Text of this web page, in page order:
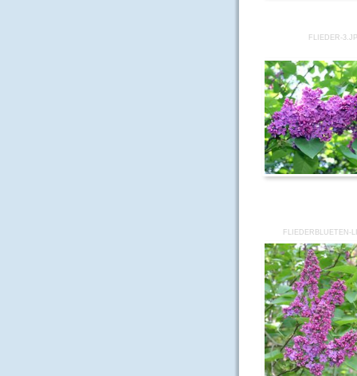
FLIEDER-
FLIEDERBLUETEN-